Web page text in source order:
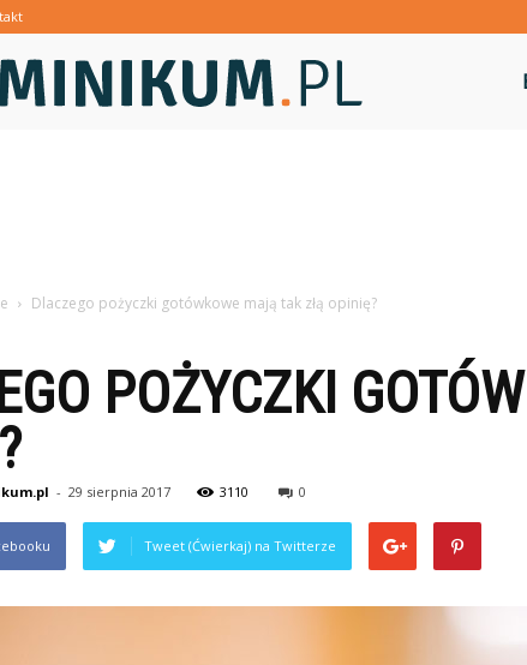
Dlaczego pożyczki gotówkowe mają tak złą opinię?
POŻYCZKI
- 29 sierpnia 2017 3110 0
Tweet (Ćwierkaj) na Twitterze